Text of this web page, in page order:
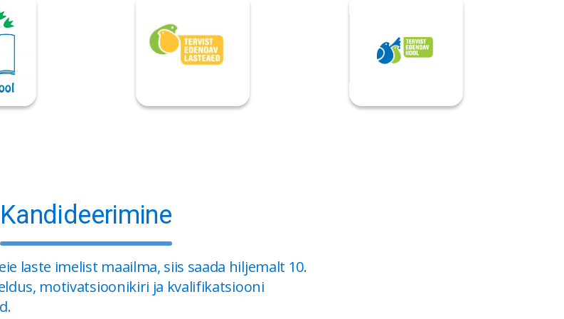
Kandideerimine
laste imelist maailma, siis saada hiljemalt 10.
motivatsioonikiri ja kvalifikatsiooni